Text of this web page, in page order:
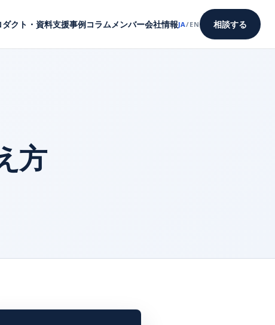
ダクト・資料支援事例コラムメンバー会社情報JA/EN 相談する
方